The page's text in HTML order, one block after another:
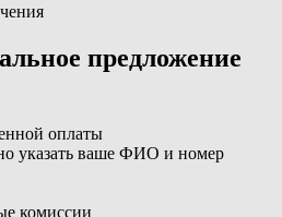
предложение
оплаты
указать ваше ФИО и номер
комиссии